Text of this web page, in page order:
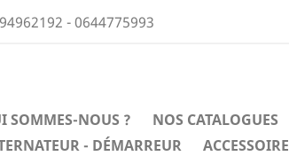
- 0644775993
SOMMES-NOUS ? NOS CATALOGUES
- DÉMARREUR
ACCESSOIRE